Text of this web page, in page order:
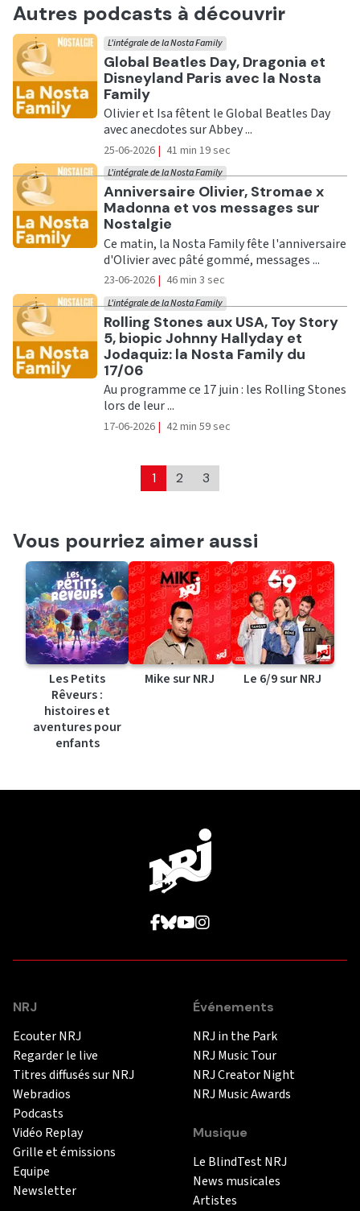
Autres podcasts à découvrir
Ecouter
Global Beatles Day, Dragonia et
Disneyland Paris avec la Nosta
Family
L'intégrale de la Nosta Family
Olivier et Isa fêtent le Global Beatles Day
avec anecdotes sur Abbey ...
25-06-2026 | 41 min 19 sec
Ecouter
Anniversaire Olivier, Stromae x
Madonna et vos messages sur
Nostalgie
L'intégrale de la Nosta Family
Ce matin, la Nosta Family fête l'anniversaire
d'Olivier avec pâté gommé, messages ...
23-06-2026 | 46 min 3 sec
Ecouter
Rolling Stones aux USA, Toy Story
5, biopic Johnny Hallyday et
Jodaquiz: la Nosta Family du
17/06
L'intégrale de la Nosta Family
Au programme ce 17 juin : les Rolling Stones
lors de leur ...
17-06-2026 | 42 min 59 sec
1 2 3
Vous pourriez aimer aussi
Les Petits
Rêveurs :
histoires et
aventures pour
enfants
Mike sur NRJ Le 6/9 sur NRJ
NRJ
Ecouter NRJ
Regarder le live
Titres diffusés sur NRJ
Webradios
Podcasts
Vidéo Replay
Grille et émissions
Equipe
Newsletter
Événements
NRJ in the Park
NRJ Music Tour
NRJ Creator Night
NRJ Music Awards
Musique
Le BlindTest NRJ
News musicales
Artistes